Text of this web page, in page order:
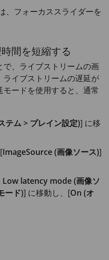
、フォーカススライダーを
間を短縮する
、ライブストリームの画
イブストリームの遅延が
ードを使用すると、通常
テム > プレイン設定)] に移
ImageSource (画像ソース)]
latency mode (画像ソ
ード)] に移動し、[On (オ